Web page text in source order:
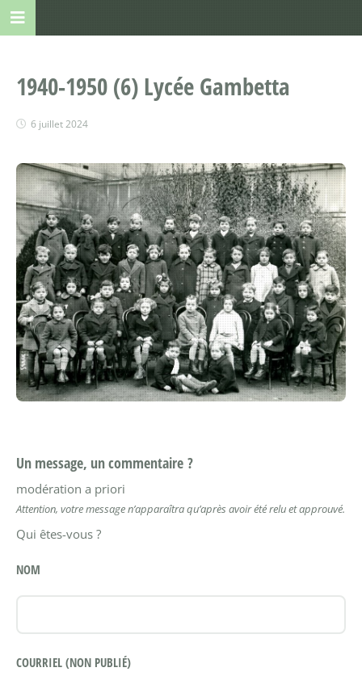
1940-1950 (6) Lycée Gambetta
6 juillet 2024
Un message, un commentaire ?
modération a priori
Attention, votre message n’apparaîtra qu’après avoir été relu et approuvé.
Qui êtes-vous ?
NOM
COURRIEL (NON PUBLIÉ)